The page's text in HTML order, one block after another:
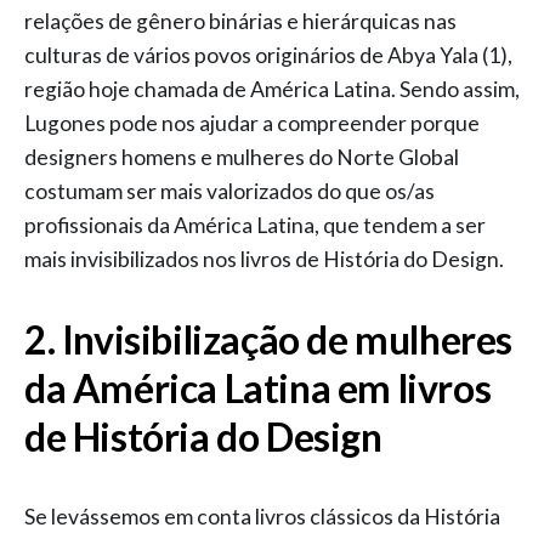
relações de gênero binárias e hierárquicas nas
culturas de vários povos originários de Abya Yala (1),
região hoje chamada de América Latina. Sendo assim,
Lugones pode nos ajudar a compreender porque
designers homens e mulheres do Norte Global
costumam ser mais valorizados do que os/as
profissionais da América Latina, que tendem a ser
mais invisibilizados nos livros de História do Design.
2. Invisibilização de mulheres
da América Latina em livros
de História do Design
Se levássemos em conta livros clássicos da História